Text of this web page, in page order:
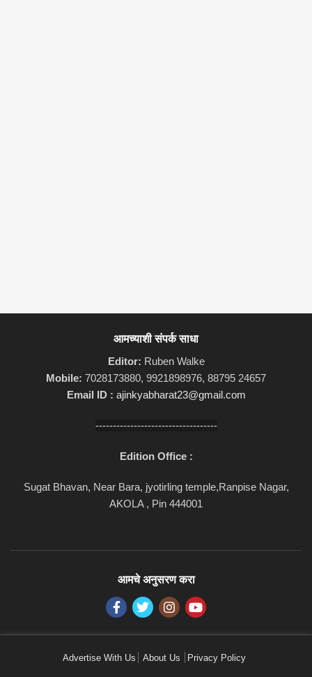
आमच्याशी संपर्क साधा
Editor: Ruben Walke
Mobile: 7028173880, 9921898976, 88795 24657
Email ID : ajinkyabharat23@gmail.com
-----------------------------------
Edition Office :
Sugat Bhavan, Near Bara, jyotirling temple,Ranpise Nagar,
AKOLA , Pin 444001
आमचे अनुसरण करा
Advertise With Us About Us Privacy Policy